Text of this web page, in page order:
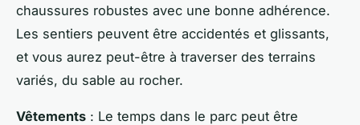
chaussures robustes avec une bonne adhérence.
Les sentiers peuvent être accidentés et glissants,
et vous aurez peut-être à traverser des terrains
variés, du sable au rocher.
Vêtements : Le temps dans le parc peut être